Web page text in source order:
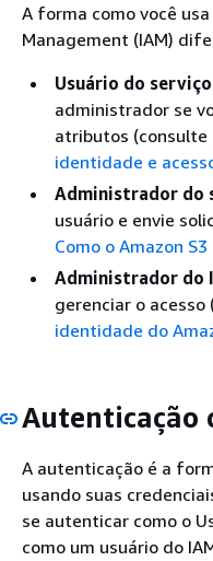
A forma como você
Management (IAM)
Usuário do serviço
administrador se
atributos (consulte
identidade e
Administrador do
usuário e envie
Como o Amazon
Administrador do
gerenciar o acesso
identidade do
Autenticação
A autenticação é a
usando suas
se autenticar como o
como um usuário do